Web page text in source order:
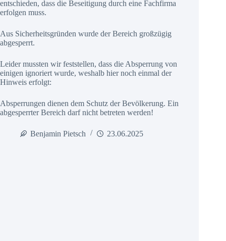
entschieden, dass die Beseitigung durch eine Fachfirma
erfolgen muss.
Aus Sicherheitsgründen wurde der Bereich großzügig
abgesperrt.
Leider mussten wir feststellen, dass die Absperrung von
einigen ignoriert wurde, weshalb hier noch einmal der
Hinweis erfolgt:
Absperrungen dienen dem Schutz der Bevölkerung. Ein
abgesperrter Bereich darf nicht betreten werden!
Benjamin Pietsch 23.06.2025